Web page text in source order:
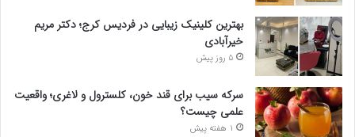
بهترین کلینیک زیبایی در فردیس کرج؛ دکتر مریم
خیرآبادی
5 روز پیش
سرکه سیب برای قند خون، کلسترول و لاغری؛ واقعیت
علمی چیست؟
1 هفته پیش